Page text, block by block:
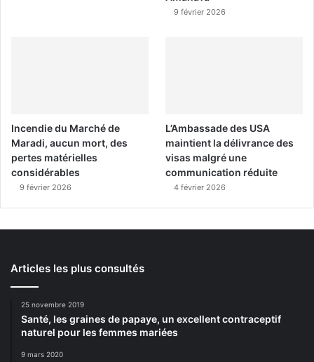
9 février 2026
Incendie du Marché de
Maradi, aucun mort, des
pertes matérielles
considérables
9 février 2026
L’Ambassade des USA
maintient la délivrance des
visas malgré une
communication réduite
4 février 2026
Articles les plus consultés
25 novembre 2019
Santé, les graines de papaye, un excellent contraceptif
naturel pour les femmes mariées
9 mars 2020